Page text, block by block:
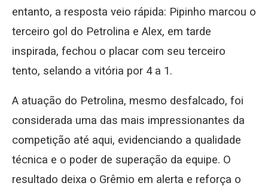
entanto, a resposta veio rápida: Pipinho marcou o
terceiro gol do Petrolina e Alex, em tarde
inspirada, fechou o placar com seu terceiro
tento, selando a vitória por 4 a 1.
A atuação do Petrolina, mesmo desfalcado, foi
considerada uma das mais impressionantes da
competição até aqui, evidenciando a qualidade
técnica e o poder de superação da equipe. O
resultado deixa o Grêmio em alerta e reforça o